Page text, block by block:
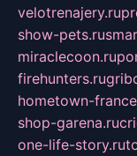
velotrenajery.ru
show-pets.ru
miraclecoon.ru
firehunters.ru
hometown-
shop-garena.ru
one-life-story.ru